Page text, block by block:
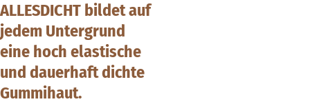
ALLESDICHT bildet auf
jedem Untergrund
eine hoch elastische
und dauerhaft dichte
Gummihaut.